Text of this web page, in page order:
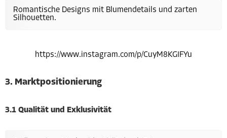
Romantische Designs mit Blumendetails und zarten
Silhouetten.
https://www.instagram.com/p/CuyM8KGIFYu
3. Marktpositionierung
3.1 Qualität und Exklusivität